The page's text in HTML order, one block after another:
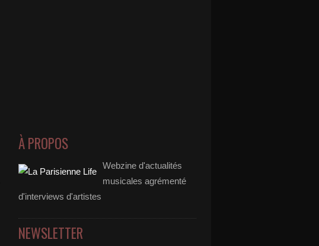
À PROPOS
Webzine d'actualités
musicales agrémenté
d'interviews d'artistes
NEWSLETTER